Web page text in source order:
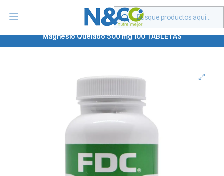
Despachamos a todo Chile o retira en Las Condes
Marcas
FDC
Magnesio Quelado 500 mg 100 TABLETAS